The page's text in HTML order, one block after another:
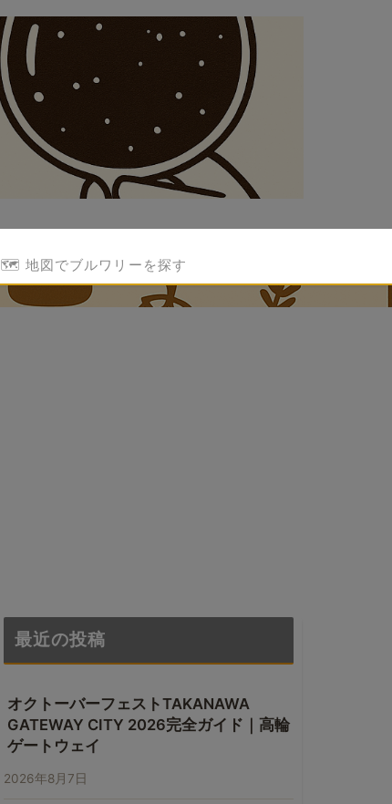
🗺️ 地図でブルワリーを探す
最近の投稿
オクトーバーフェストTAKANAWA
GATEWAY CITY 2026完全ガイド｜高輪
ゲートウェイ
2026年8月7日